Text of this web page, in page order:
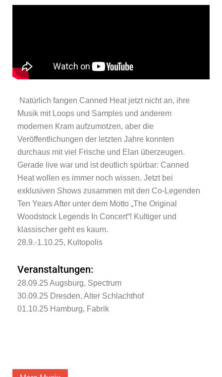
Natürlich fangen Canned Heat jetzt nicht an, ihre
Musik mit Loops und Samples und anderem
modernen Kram aufzumotzen, aber die
Veröffentlichungen der letzten Jahre konnten
durchaus mit viel Frische und Elan überzeugen.
Gerade live war und ist deutlich spürbar: Canned
Heat wollen es immer noch wissen. Jetzt bei
exklusiven Shows zusammen mit den Co-Legenden
Ten Years After unter dem Motto „The Original
Woodstock Legends In Concert“! Kultiger und
klassischer geht es kaum.
28.9.-1.10.25, Kultopolis
Veranstaltungen:
28.09.25 Augsburg, Spectrum
30.09.25 Dresden, Alter Schlachthof
01.10.25 Hamburg, Fabrik